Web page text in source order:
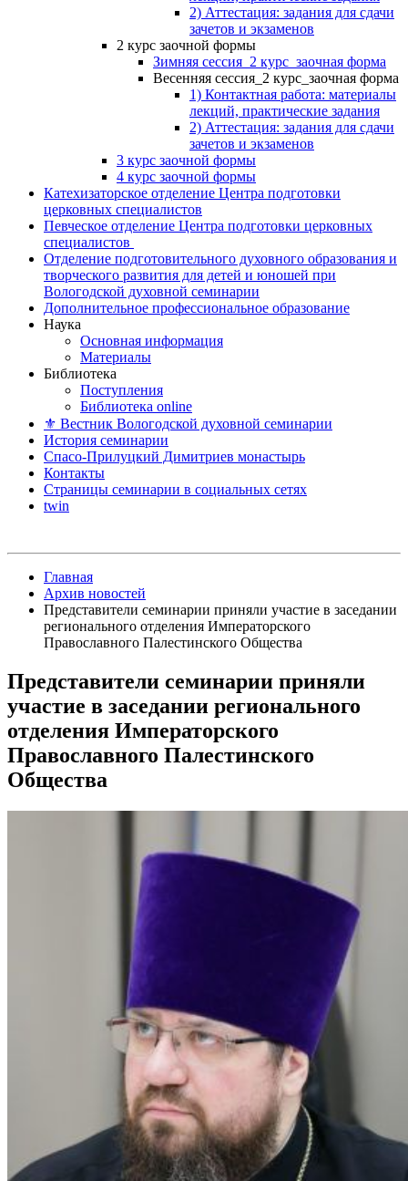
2) Аттестация: задания для сдачи
зачетов и экзаменов
2 курс заочной формы
Зимняя сессия_2 курс_заочная форма
Весенняя сессия_2 курс_заочная форма
1) Контактная работа: материалы
лекций, практические задания
2) Аттестация: задания для сдачи
зачетов и экзаменов
3 курс заочной формы
4 курс заочной формы
Катехизаторское отделение Центра подготовки
церковных специалистов
Певческое отделение Центра подготовки церковных
специалистов
Отделение подготовительного духовного образования и
творческого развития для детей и юношей при
Вологодской духовной семинарии
Дополнительное профессиональное образование
Наука
Основная информация
Материалы
Библиотека
Поступления
Библиотека online
⚜ Вестник Вологодской духовной семинарии
История семинарии
Спасо-Прилуцкий Димитриев монастырь
Контакты
Страницы семинарии в социальных сетях
twin
Главная
Архив новостей
Представители семинарии приняли участие в заседании
регионального отделения Императорского
Православного Палестинского Общества
Представители семинарии приняли
участие в заседании регионального
отделения Императорского
Православного Палестинского
Общества